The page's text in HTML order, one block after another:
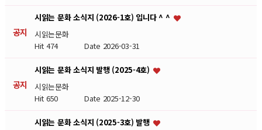
공지
시읽는 문화 소식지 (2026-1호) 입니다 ^ ^
시읽는문화
Hit 474Date 2026-03-31
공지
시읽는 문화 소식지 발행 (2025-4호)
시읽는문화
Hit 650Date 2025-12-30
시읽는 문화 소식지 (2025-3호) 발행